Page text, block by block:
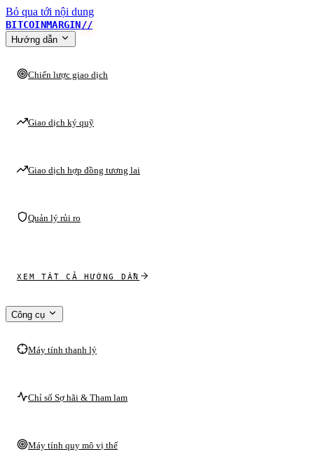
Bỏ qua tới nội dung
BITCOINMARGIN//
Hướng dẫn
Chiến lược giao dịch
Giao dịch ký quỹ
Giao dịch hợp đồng tương lai
Quản lý rủi ro
XEM TẤT CẢ HƯỚNG DẪN
Công cụ
Máy tính thanh lý
Chỉ số Sợ hãi & Tham lam
Máy tính quy mô vị thế